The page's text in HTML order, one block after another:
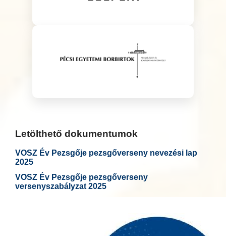
Letölthető dokumentumok
VOSZ Év Pezsgője pezsgőverseny nevezési lap
2025
VOSZ Év Pezsgője pezsgőverseny
versenyszabályzat 2025